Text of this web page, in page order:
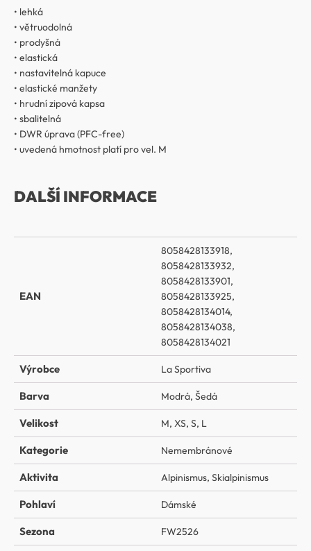
• lehká
• větruodolná
• prodyšná
• elastická
• nastavitelná kapuce
• elastické manžety
• hrudní zipová kapsa
• sbalitelná
• DWR úprava (PFC-free)
• uvedená hmotnost platí pro vel. M
DALŠÍ INFORMACE
EAN
8058428133918,
8058428133932,
8058428133901,
8058428133925,
8058428134014,
8058428134038,
8058428134021
Výrobce La Sportiva
Barva Modrá, Šedá
Velikost M, XS, S, L
Kategorie Nemembránové
Aktivita Alpinismus, Skialpinismus
Pohlaví Dámské
Sezona FW2526